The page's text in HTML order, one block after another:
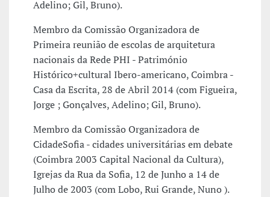
Adelino; Gil, Bruno).
Membro da Comissão Organizadora de
Primeira reunião de escolas de arquitetura
nacionais da Rede PHI - Património
Histórico+cultural Ibero-americano, Coimbra -
Casa da Escrita, 28 de Abril 2014 (com Figueira,
Jorge ; Gonçalves, Adelino; Gil, Bruno).
Membro da Comissão Organizadora de
CidadeSofia - cidades universitárias em debate
(Coimbra 2003 Capital Nacional da Cultura),
Igrejas da Rua da Sofia, 12 de Junho a 14 de
Julho de 2003 (com Lobo, Rui Grande, Nuno ).